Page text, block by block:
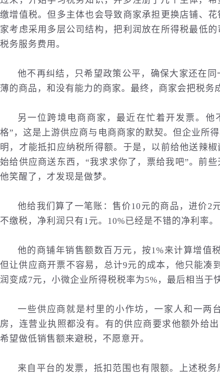
缴增值税。但多主体也会导致商家承担更换店铺、
家考虑采用多层公司结构，把利润放在所得税最低
税务服务费用。
他不再纠结，只希望政策公平，确保大家还在
薄的商品，和没有能力的商家。最终，商家会把税务
另一位跨境电商商家，最近在忙着开发票。
格”，这是上游供应商与电商商家的默契。但企业所
明，才能抵扣应纳税所得额。于是，以前给他送辣
始给供应商送东西，“我求求你了，票给我吧”。前
他笑醒了，才发现是做梦。
他给我们算了一笔账：售价10元的商品，进价2
不缴税，净利润只有1元。10%已经是不错的净利率。
他的商铺年销售额数百万元，按1%来计算增值
但让供应商开票不容易，总计9元的成本，他只能凑
润变成7元，小微企业所得税税率为5%，最后相当于
一些供应商就是村里的小作坊，一家人和一两
房，连营业执照都没有。有的供应商要求他额外给
希望做低销售额来避税，不愿意开。
来自平台的发票，抵扣范围也有限额。上述税